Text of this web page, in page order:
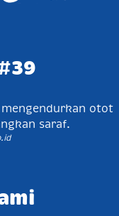
mengendurkan otot
saraf.